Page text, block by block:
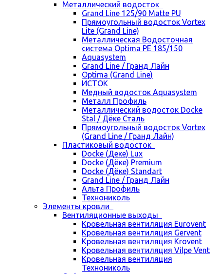
Металлический водосток
Grand Line 125/90 Matte PU
Прямоугольный водосток Vortex
Lite (Grand Line)
Металлическая Водосточная
система Optima PE 185/150
Aquasystem
Grand Line / Гранд Лайн
Optima (Grand Line)
ИСТОК
Медный водосток Aquasystem
Металл Профиль
Металлический водосток Docke
Stal / Дёке Сталь
Прямоугольный водосток Vortex
(Grand Line / Гранд Лайн)
Пластиковый водосток
Docke (Деке) Lux
Docke (Дёке) Premium
Docke (Дёке) Standart
Grand Line / Гранд Лайн
Альта Профиль
Технониколь
Элементы кровли
Вентиляционные выходы
Кровельная вентиляция Eurovent
Кровельная вентиляция Gervent
Кровельная вентиляция Krovent
Кровельная вентиляция Vilpe Vent
Кровельная вентиляция
Технониколь